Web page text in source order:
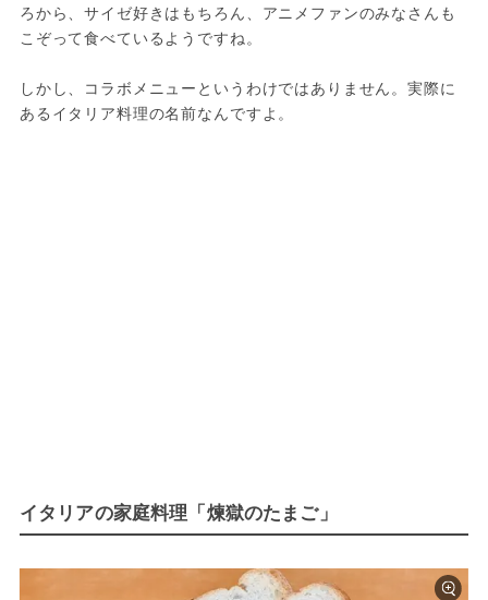
ろから、サイゼ好きはもちろん、アニメファンのみなさんも
こぞって食べているようですね。
しかし、コラボメニューというわけではありません。実際に
あるイタリア料理の名前なんですよ。
イタリアの家庭料理「煉獄のたまご」